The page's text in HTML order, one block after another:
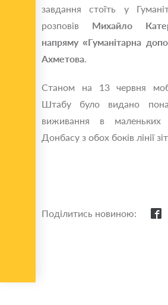
завдання стоїть у
розповів Михайло
напряму «Гуманітарна
Ахметова.
Станом на 13 червня
Штабу було видано
виживання в маленьких
Донбасу з обох боків лінії
Поділитись новиною: